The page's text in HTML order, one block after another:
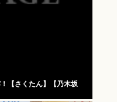
【さくたん】【乃木坂